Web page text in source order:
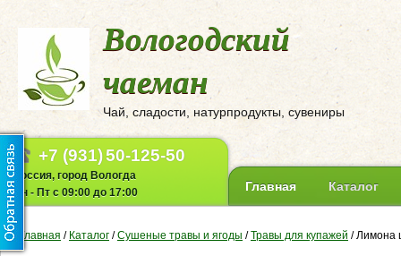
Вологодский
чаеман
Чай, сладости, натурпродукты, сувениры
+7 (931)50-125-50
Россия, город Вологда
Пн - Пт с 09:00 до 17:00
Главная Каталог
Главная / Каталог / Сушеные травы и ягоды / Травы для купажей / Лимона